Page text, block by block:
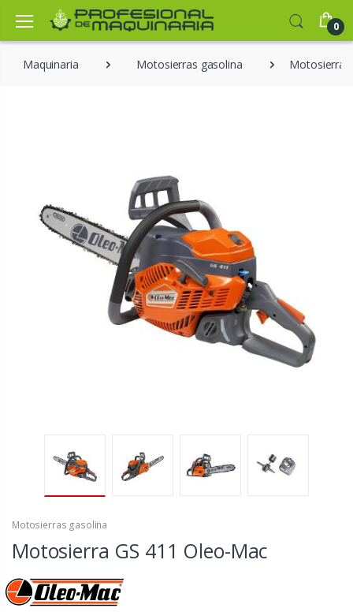
0
Maquinaria Motosierras gasolina Motosierra
Motosierras gasolina
Motosierra GS 411 Oleo-Mac